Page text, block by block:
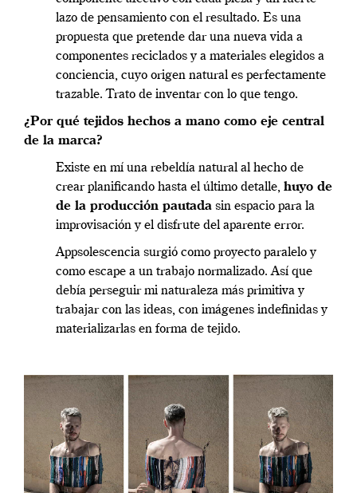
lazo de pensamiento con el resultado. Es una
propuesta que pretende dar una nueva vida a
componentes reciclados y a materiales elegidos a
conciencia, cuyo origen natural es perfectamente
trazable. Trato de inventar con lo que tengo.
¿Por qué tejidos hechos a mano como eje central
de la marca?
Existe en mí una rebeldía natural al hecho de
crear planificando hasta el último detalle, huyo de
de la producción pautada sin espacio para la
improvisación y el disfrute del aparente error.
Appsolescencia surgió como proyecto paralelo y
como escape a un trabajo normalizado. Así que
debía perseguir mi naturaleza más primitiva y
trabajar con las ideas, con imágenes indefinidas y
materializarlas en forma de tejido.